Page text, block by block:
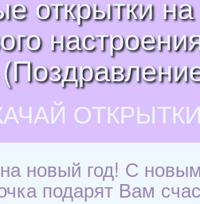
новый год! С
подарят Вам